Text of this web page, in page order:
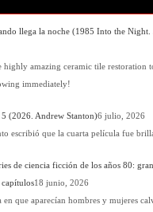
llega la noche (1985 Into the Night.
highly amazing ceramic tile restoration
immediately!
(2026. Andrew Stanton)6 julio, 2026
escribió que la cuarta película fue
de ciencia ficción de los años 80:
18 junio, 2026
en que aparecían hombres y mujeres